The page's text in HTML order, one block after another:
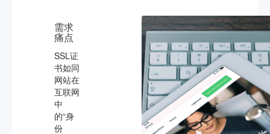
需求
痛点
SSL证
书如同
网站在
互联网
中
的“身
份